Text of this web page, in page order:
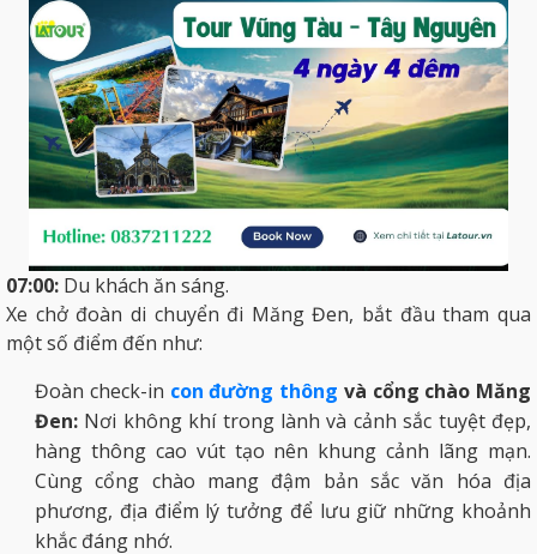
07:00: Du khách ăn sáng.
Xe chở đoàn di chuyển đi Măng Đen, bắt đầu tham qua
một số điểm đến như:
Đoàn check-in con đường thông và cổng chào Măng
Đen: Nơi không khí trong lành và cảnh sắc tuyệt đẹp,
hàng thông cao vút tạo nên khung cảnh lãng mạn.
Cùng cổng chào mang đậm bản sắc văn hóa địa
phương, địa điểm lý tưởng để lưu giữ những khoảnh
khắc đáng nhớ.